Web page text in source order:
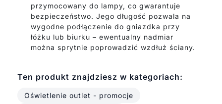
przymocowany do lampy, co gwarantuje
bezpieczeństwo. Jego długość pozwala na
wygodne podłączenie do gniazdka przy
łóżku lub biurku – ewentualny nadmiar
można sprytnie poprowadzić wzdłuż ściany.
Ten produkt znajdziesz w kategoriach:
Oświetlenie outlet - promocje